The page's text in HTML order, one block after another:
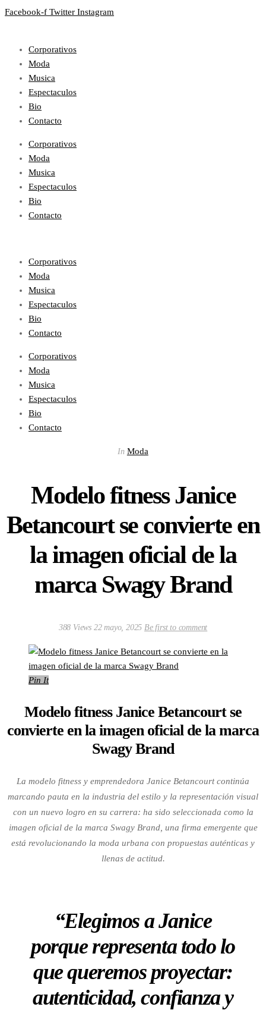
Facebook-f Twitter Instagram
Corporativos
Moda
Musica
Espectaculos
Bio
Contacto
Corporativos
Moda
Musica
Espectaculos
Bio
Contacto
Corporativos
Moda
Musica
Espectaculos
Bio
Contacto
Corporativos
Moda
Musica
Espectaculos
Bio
Contacto
In Moda
Modelo fitness Janice
Betancourt se convierte en
la imagen oficial de la
marca Swagy Brand
388 Views 22 mayo, 2025 Be first to comment
Pin It
Modelo fitness Janice Betancourt se
convierte en la imagen oficial de la marca
Swagy Brand
La modelo fitness y emprendedora Janice Betancourt continúa
marcando pauta en la industria del estilo y la representación visual
con un nuevo logro en su carrera: ha sido seleccionada como la
imagen oficial de la marca Swagy Brand, una firma emergente que
está revolucionando la moda urbana con propuestas auténticas y
llenas de actitud.
“Elegimos a Janice
porque representa todo lo
que queremos proyectar:
autenticidad, confianza y